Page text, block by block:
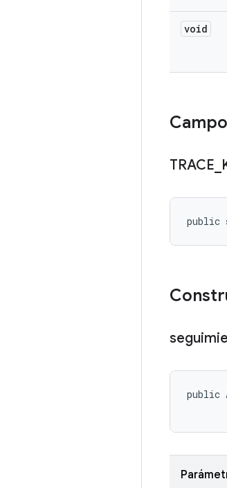
void
TRACE
public
public